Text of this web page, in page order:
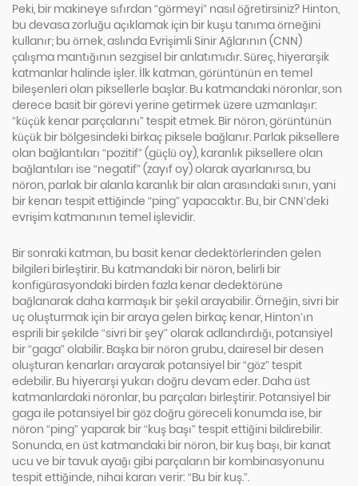
Peki, bir makineye sıfırdan “görmeyi” nasıl öğretirsiniz? Hinton,
bu devasa zorluğu açıklamak için bir kuşu tanıma örneğini
kullanır; bu örnek, aslında Evrişimli Sinir Ağlarının (CNN)
çalışma mantığının sezgisel bir anlatımıdır. Süreç, hiyerarşik
katmanlar halinde işler. İlk katman, görüntünün en temel
bileşenleri olan piksellerle başlar. Bu katmandaki nöronlar, son
derece basit bir görevi yerine getirmek üzere uzmanlaşır:
“küçük kenar parçalarını” tespit etmek. Bir nöron, görüntünün
küçük bir bölgesindeki birkaç piksele bağlanır. Parlak piksellere
olan bağlantıları “pozitif” (güçlü oy), karanlık piksellere olan
bağlantıları ise “negatif” (zayıf oy) olarak ayarlanırsa, bu
nöron, parlak bir alanla karanlık bir alan arasındaki sınırı, yani
bir kenarı tespit ettiğinde “ping” yapacaktır. Bu, bir CNN’deki
evrişim katmanının temel işlevidir.
Bir sonraki katman, bu basit kenar dedektörlerinden gelen
bilgileri birleştirir. Bu katmandaki bir nöron, belirli bir
konfigürasyondaki birden fazla kenar dedektörüne
bağlanarak daha karmaşık bir şekil arayabilir. Örneğin, sivri bir
uç oluşturmak için bir araya gelen birkaç kenar, Hinton’ın
esprili bir şekilde “sivri bir şey” olarak adlandırdığı, potansiyel
bir “gaga” olabilir. Başka bir nöron grubu, dairesel bir desen
oluşturan kenarları arayarak potansiyel bir “göz” tespit
edebilir. Bu hiyerarşi yukarı doğru devam eder. Daha üst
katmanlardaki nöronlar, bu parçaları birleştirir. Potansiyel bir
gaga ile potansiyel bir göz doğru göreceli konumda ise, bir
nöron “ping” yaparak bir “kuş başı” tespit ettiğini bildirebilir.
Sonunda, en üst katmandaki bir nöron, bir kuş başı, bir kanat
ucu ve bir tavuk ayağı gibi parçaların bir kombinasyonunu
tespit ettiğinde, nihai kararı verir: “Bu bir kuş.”.